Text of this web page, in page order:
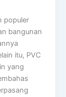
populer
bangunan
itu, PVC
yang